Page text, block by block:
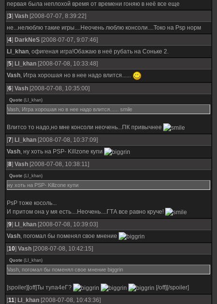
первая была неплохой время от времени гоняю в неё все еще
[3] Vash [2008-07-07, 8:39:22]
не...нелюблю такие игры....Неочень люблю консоли....Токо на Psp норм
[4] DarkNeS [2008-07-07, 9:07:46]
LI_khan, офигеная игра!Обажаю в неё рубать на Соньке 2.
[5] LI_khan [2008-07-08, 10:33:48]
Vash, Игра хорошая но в нее надо влится......
[6] Vash [2008-07-08, 10:35:00]
Quote (LI_khan)
Vash, Игра хорошая но в нее надо влится...... smile
Влитсо то надо,но мне консоли неочень...ПК привычнее
[7] LI_khan [2008-07-08, 10:37:09]
Vash, ну хоть на PSP- Killzone купи
[8] Vash [2008-07-08, 10:38:11]
Quote (LI_khan)
ну хоть на PSP- Killzone купи
PsP тоже косоль...
И притом она у мя есть....Неочень....ГТА все равно круче!
[9] LI_khan [2008-07-08, 10:39:03]
Vash, погомал бы поменял свое мнение
[10] Vash [2008-07-08, 10:42:15]
Quote (LI_khan)
Vash, погомал бы поменял свое мнение biggrin
[spoiler][off]Ты тупа4еГ?
[/off][/spoiler]
[11] LI_khan [2008-07-08, 10:43:36]